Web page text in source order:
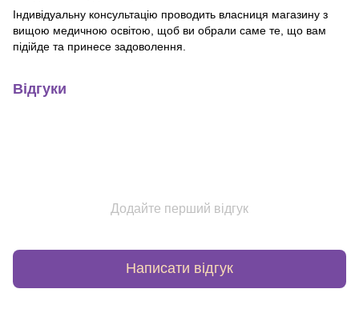
Індивідуальну консультацію проводить власниця магазину з
вищою медичною освітою, щоб ви обрали саме те, що вам
підійде та принесе задоволення.
Відгуки
Додайте перший відгук
Написати відгук